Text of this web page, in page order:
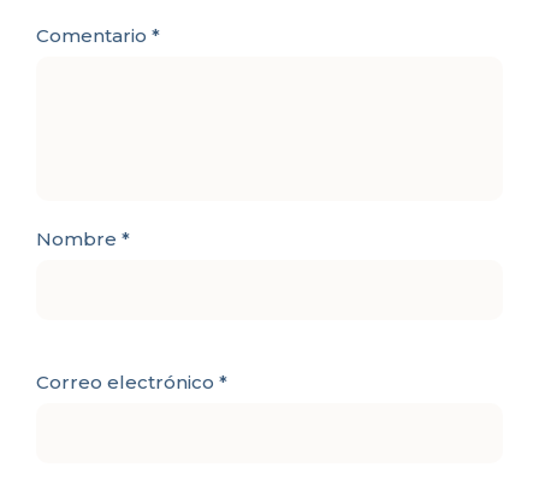
Comentario *
Nombre *
Correo electrónico *